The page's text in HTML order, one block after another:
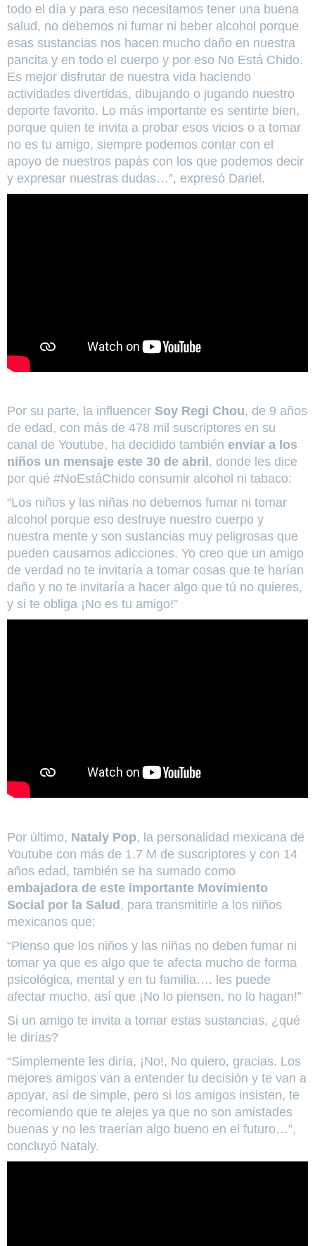
todo el día y para eso necesitamos tener una buena
salud, no debemos ni fumar ni beber alcohol porque
esas sustancias nos hacen mucho daño en nuestra
pancita y en todo el cuerpo y por eso No Está Chido.
Es mejor disfrutar de nuestra vida haciendo
actividades divertidas, dibujando o jugando nuestro
deporte favorito. Lo más importante es sentirte bien,
porque quien te invita a probar esos vicios o a tomar
no es tu amigo, siempre podemos contar con el
apoyo de nuestros papás con los que podemos decir
y expresar nuestras dudas…”, expresó Dariel.
Por su parte, la influencer Soy Regi Chou, de 9 años
de edad, con más de 478 mil suscriptores en su
canal de Youtube, ha decidido también enviar a los
niños un mensaje este 30 de abril , donde les dice
por qué #NoEstáChido consumir alcohol ni tabaco:
“Los niños y las niñas no debemos fumar ni tomar
alcohol porque eso destruye nuestro cuerpo y
nuestra mente y son sustancias muy peligrosas que
pueden causarnos adicciones. Yo creo que un amigo
de verdad no te invitaría a tomar cosas que te harían
daño y no te invitaría a hacer algo que tú no quieres,
y si te obliga ¡No es tu amigo!”
Por último, Nataly Pop, la personalidad mexicana de
Youtube con más de 1.7 M de suscriptores y con 14
años edad, también se ha sumado como
embajadora de este importante Movimiento
Social por la Salud , para transmitirle a los niños
mexicanos que:
“Pienso que los niños y las niñas no deben fumar ni
tomar ya que es algo que te afecta mucho de forma
psicológica, mental y en tu familia…. les puede
afectar mucho, así que ¡No lo piensen, no lo hagan!”
Si un amigo te invita a tomar estas sustancias, ¿qué
le dirías?
“Simplemente les diría, ¡No!, No quiero, gracias. Los
mejores amigos van a entender tu decisión y te van a
apoyar, así de simple, pero si los amigos insisten, te
recomiendo que te alejes ya que no son amistades
buenas y no les traerían algo bueno en el futuro…”,
concluyó Nataly.